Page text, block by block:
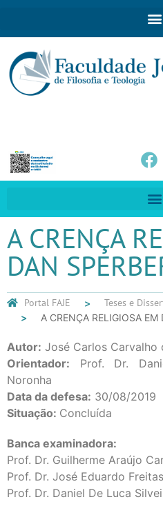
A CRENÇA
DAN
Portal FAJE Teses e
A CRENÇA RELIGIOSA EM
Autor: José Carlos Carvalho
Orientador: Prof. Dr.
Noronha
Data da defesa: 30/08/2019
Situação: Concluída
Banca examinadora:
Prof. Dr. Guilherme Araújo
Prof. Dr. José Eduardo
Prof. Dr. Daniel De Luca